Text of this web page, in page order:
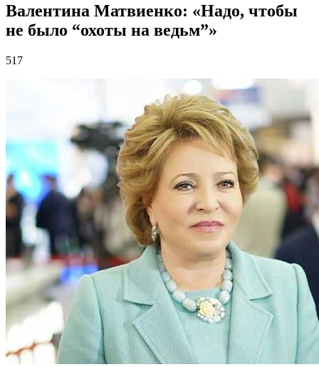
Валентина Матвиенко: «Надо, чтобы
не было “охоты на ведьм”»
517